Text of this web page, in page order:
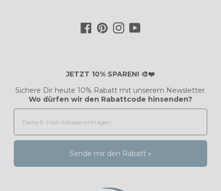
Facebook
PinterestInstagram
YouTube
JETZT 10% SPAREN! 🎨❤️
Sichere Dir heute 10% Rabatt mit unserem Newsletter.
Wo dürfen wir den Rabattcode hinsenden?
Sende mir den Rabatt »